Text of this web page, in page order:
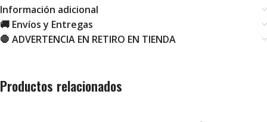
Información adicional
🚚 Envíos y Entregas
🛑 ADVERTENCIA EN RETIRO EN TIENDA
Productos relacionados